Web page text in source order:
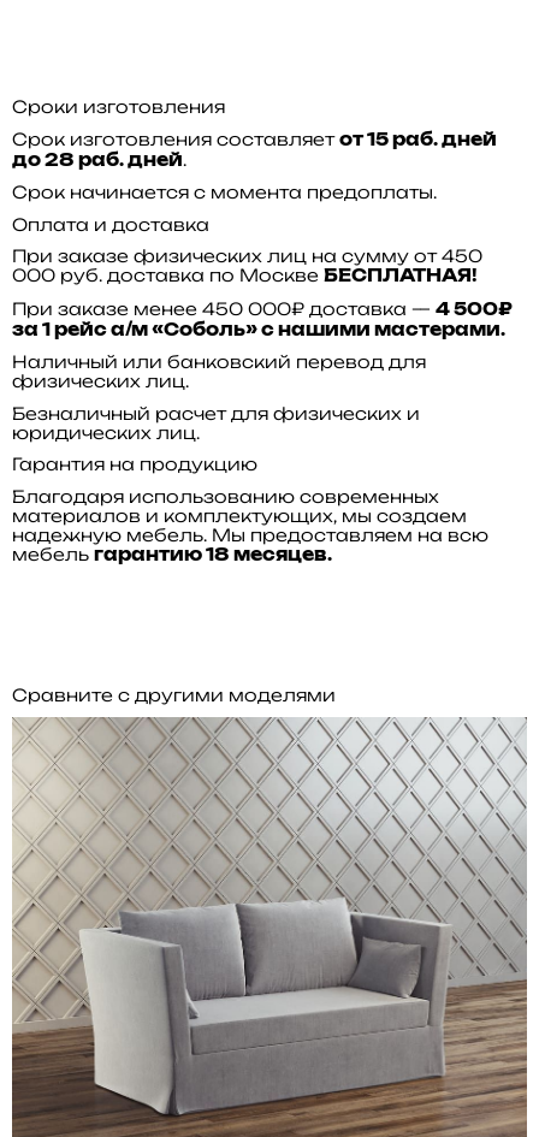
Сроки изготовления
Срок изготовления составляет от 15 раб. дней
до 28 раб. дней.
Срок начинается с момента предоплаты.
Оплата и доставка
При заказе физических лиц на сумму от 450
000 руб. доставка по Москве БЕСПЛАТНАЯ!
При заказе менее 450 000₽ доставка — 4 500₽
за 1 рейс а/м «Соболь» с нашими мастерами.
Наличный или банковский перевод для
физических лиц.
Безналичный расчет для физических и
юридических лиц.
Гарантия на продукцию
Благодаря использованию современных
материалов и комплектующих, мы создаем
надежную мебель. Мы предоставляем на всю
мебель гарантию 18 месяцев.
Сравните с другими моделями